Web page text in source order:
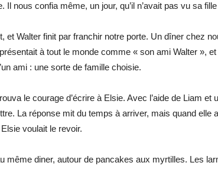
Il nous confia même, un jour, qu’il n’avait pas vu sa
et Walter finit par franchir notre porte. Un dîner chez
à tout le monde comme « son ami Walter »,
ami : une sorte de famille choisie.
le courage d’écrire à Elsie. Avec l’aide de Liam et
La réponse mit du temps à arriver, mais quand elle
voulait le revoir.
même diner, autour de pancakes aux myrtilles. Les